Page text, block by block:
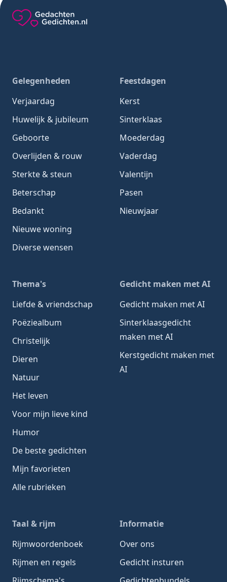
Gelegenheden
Verjaardag
Huwelijk & jubileum
Geboorte
Overlijden & rouw
Sterkte & steun
Beterschap
Bedankt
Nieuwe woning
Diverse wensen
Feestdagen
Kerst
Sinterklaas
Moederdag
Vaderdag
Valentijn
Pasen
Nieuwjaar
Thema's
Liefde & vriendschap
Poëziealbum
Christelijk
Dieren
Natuur
Het leven
Voor mijn lieve kind
Humor
De beste gedichten
Mijn favorieten
Alle rubrieken
Gedicht maken met AI
Gedicht maken met AI
Sinterklaasgedicht
maken met AI
Kerstgedicht maken met
AI
Taal & rijm
Rijmwoordenboek
Rijmen en regels
Informatie
Over ons
Gedicht insturen